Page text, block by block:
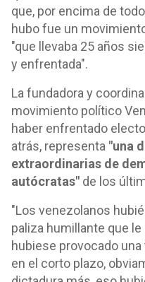
que, por encima de
hubo fue un
"que llevaba 25 años
y enfrentada".
La fundadora y
movimiento político
haber enfrentado
atrás, representa "una
extraordinarias de
autócratas" de los
"Los venezolanos
paliza humillante que
hubiese provocado
en el corto plazo,